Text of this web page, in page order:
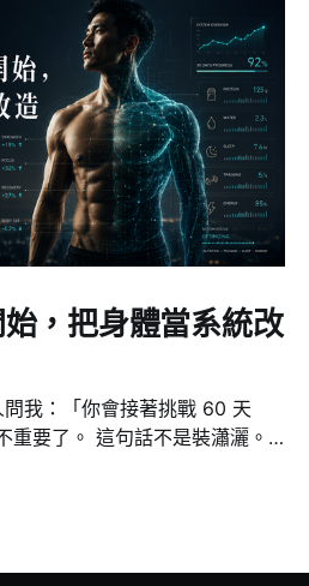
，把身體當系統改
我：「你會接著挑戰 60 天
做得到」的測試案例。真正發生